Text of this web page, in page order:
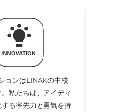
ョンはLINAKの中核
私たちは、アイディ
する率先力と勇気を持